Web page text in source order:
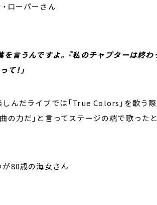
ローパーさん
を言うんですよ。『私のチャプターは終
て！」
んだライブでは「True Colors」を歌う
の力だ」と言ってステージの端で歌った
が80歳の海女さん